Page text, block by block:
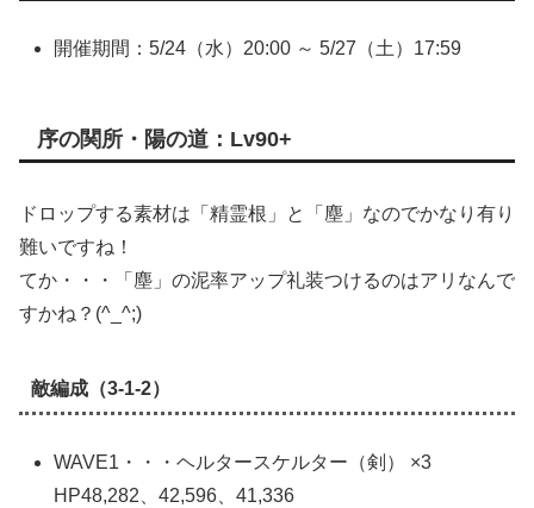
開催期間：5/24（水）20:00 ～ 5/27（土）17:59
序の関所・陽の道：Lv90+
ドロップする素材は「精霊根」と「塵」なのでかなり有り
難いですね！
てか・・・「塵」の泥率アップ礼装つけるのはアリなんで
すかね？(^_^;)
敵編成（3-1-2）
WAVE1・・・ヘルタースケルター（剣） ×3
HP48,282、42,596、41,336